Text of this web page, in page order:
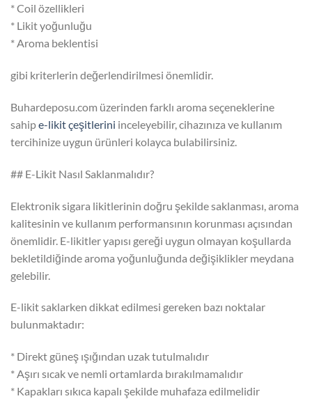
* Coil özellikleri
* Likit yoğunluğu
* Aroma beklentisi
gibi kriterlerin değerlendirilmesi önemlidir.
Buhardeposu.com üzerinden farklı aroma seçeneklerine
sahipe-likit çeşitlerini inceleyebilir, cihazınıza ve kullanım
tercihinize uygun ürünleri kolayca bulabilirsiniz.
## E-Likit Nasıl Saklanmalıdır?
Elektronik sigara likitlerinin doğru şekilde saklanması, aroma
kalitesinin ve kullanım performansının korunması açısından
önemlidir. E-likitler yapısı gereği uygun olmayan koşullarda
bekletildiğinde aroma yoğunluğunda değişiklikler meydana
gelebilir.
E-likit saklarken dikkat edilmesi gereken bazı noktalar
bulunmaktadır:
* Direkt güneş ışığından uzak tutulmalıdır
* Aşırı sıcak ve nemli ortamlarda bırakılmamalıdır
* Kapakları sıkıca kapalı şekilde muhafaza edilmelidir